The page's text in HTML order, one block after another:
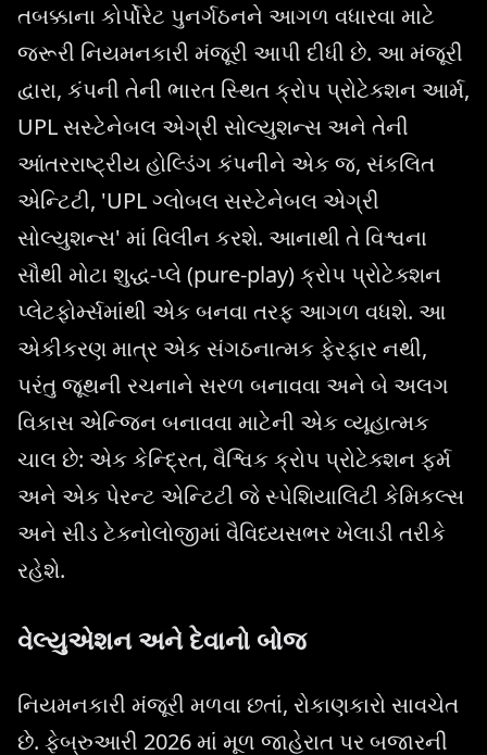
તબક્કાના કોર્પોરેટ પુનર્ગઠનને આગળ વધારવા માટે
જરૂરી નિયમનકારી મંજૂરી આપી દીધી છે. આ મંજૂરી
દ્વારા, કંપની તેની ભારત સ્થિત ક્રોપ પ્રોટેક્શન આર્મ,
UPL સસ્ટેનેબલ એગ્રી સોલ્યુશન્સ અને તેની
આંતરરાષ્ટ્રીય હોલ્ડિંગ કંપનીને એક જ, સંકલિત
એન્ટિટી, 'UPL ગ્લોબલ સસ્ટેનેબલ એગ્રી
સોલ્યુશન્સ' માં વિલીન કરશે. આનાથી તે વિશ્વના
સૌથી મોટા શુદ્ધ-પ્લે (pure-play) ક્રોપ પ્રોટેક્શન
પ્લેટફોર્મ્સમાંથી એક બનવા તરફ આગળ વધશે. આ
એકીકરણ માત્ર એક સંગઠનાત્મક ફેરફાર નથી,
પરંતુ જૂથની રચનાને સરળ બનાવવા અને બે અલગ
વિકાસ એન્જિન બનાવવા માટેની એક વ્યૂહાત્મક
ચાલ છે: એક કેન્દ્રિત, વૈશ્વિક ક્રોપ પ્રોટેક્શન ફર્મ
અને એક પેરન્ટ એન્ટિટી જે સ્પેશિયાલિટી કેમિકલ્સ
અને સીડ ટેક્નોલોજીમાં વૈવિધ્યસભર ખેલાડી તરીકે
રહેશે.
વેલ્યુએશન અને દેવાનો બોજ
નિયમનકારી મંજૂરી મળવા છતાં, રોકાણકારો સાવચેત
છે. ફેબ્રુઆરી 2026 માં મૂળ જાહેરાત પર બજારની